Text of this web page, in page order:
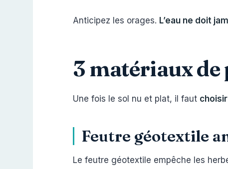
Anticipez les orages. L’eau ne doit
3 matériaux
Une fois le sol nu et plat, il faut
Feutre géotextile
Le feutre géotextile empêche les